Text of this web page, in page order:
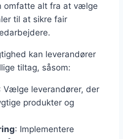
omfatte alt fra at vælge
til at sikre fair
kan leverandører
tiltag, såsom:
Vælge leverandører, der
produkter og
: Implementere